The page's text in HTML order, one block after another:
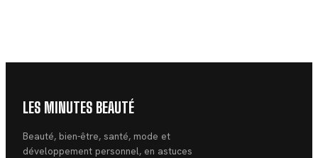
LES MINUTES BEAUTÉ
Beauté, bien-être, santé, mode et
développement personnel, en astuces